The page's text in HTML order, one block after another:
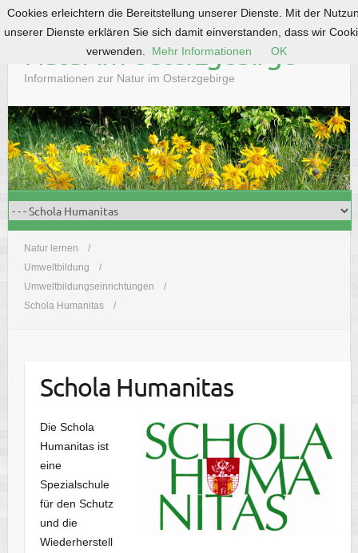
S
k
o
c
o
n
t
Natur im Osterzgebirge
Informationen zur Natur im Osterzgebirge
Natur lernen
Umweltbildung
Umweltbildungseinrichtungen
Schola Humanitas
Schola Humanitas
Die Schola
Humanitas ist
eine
Spezialschule
für den Schutz
und die
Wiederherstell
Cookies erleichtern die Bereitstellung unserer Dienste. Mit der
unserer Dienste erklären Sie sich damit einverstanden, dass wir
verwenden.
Mehr Informationen OK